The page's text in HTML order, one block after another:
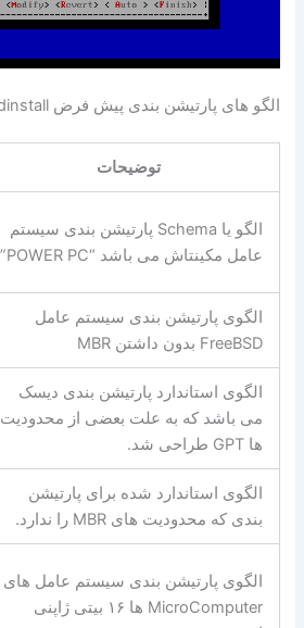
الگو های پارتیشن بندی پیش فرض bsdinstall
توضیحات
الگو یا Schema پارتیشن بندی سیستم
عامل مکینتاش می باشد “POWER PC”
الگوی پارتیشن بندی سیستم عامل
FreeBSD بدون داشتن MBR
الگوی استاندارد پارتیشن بندی دیسک
می باشد که به علت بعضی از محدودیت
ها GPT طراحی شد.
الگوی استاندارد شده برای پارتیشن
بندی که محدودیت های MBR را ندارد.
الگوی پارتیشن بندی سیستم عامل های
MicroComputer ها ۱۶ بیتی ژاپنی